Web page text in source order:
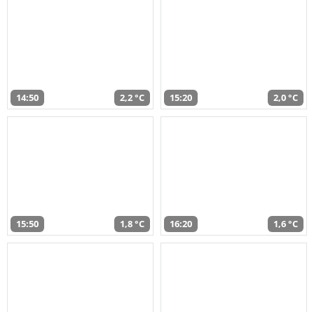
14:50 2,2 °C 15:20 2,0 °C
15:50 1,8 °C 16:20 1,6 °C